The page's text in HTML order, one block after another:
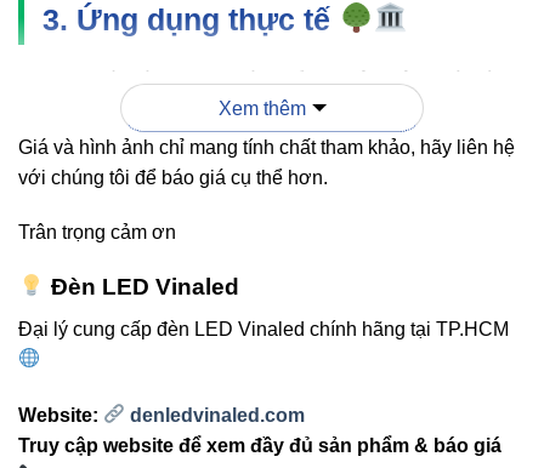
3. Ứng dụng thực tế
Chiếu sáng tượng, tác phẩm nghệ thuật ngoài trời
Điểm nhấn tiểu cảnh, cây xanh trong sân vườn,
resort
Trang trí khu vực lối đi, sảnh, quảng trường
Chiếu sáng các chi tiết kiến trúc như cột, tường, mái
chiếu điểm truyền thống
Xem thêm
Giá và hình ảnh chỉ mang tính chất tham khảo, hãy liên hệ
với chúng tôi để báo giá cụ thể hơn.
Trân trọng cảm ơn
Đèn LED Vinaled
Đại lý cung cấp đèn LED Vinaled chính hãng tại TP.HCM
Website:
denledvinaled.com
Truy cập website để xem đầy đủ sản phẩm & báo giá